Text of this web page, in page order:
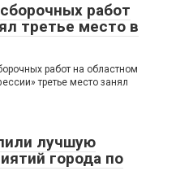
работ
третье место в
работ на областном
третье место занял
лучшую
города по